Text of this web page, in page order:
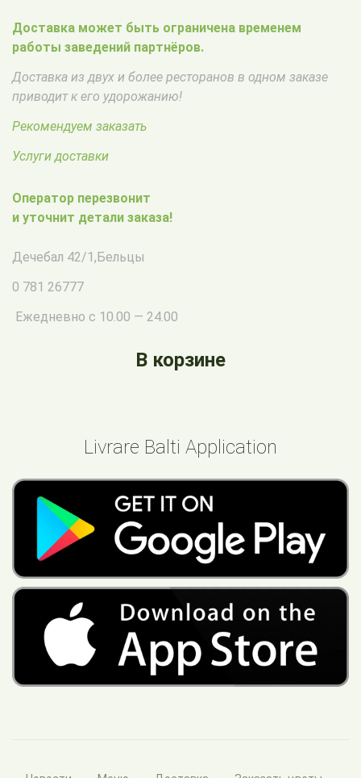
Доставка может быть ограничена временем
работы заведений партнёров.
Доставка из двух и более ресторанов в одном заказе
приводит к его удорожанию!
Рекомендуем заказать
Услуги доставки
Оператор перезвонит
и уточнит детали заказа!
Дечебал 42/1,Бельцы
0 781 26777
Ежедневно с 10.00 — 24.00
В корзине
Livrare Balti Application